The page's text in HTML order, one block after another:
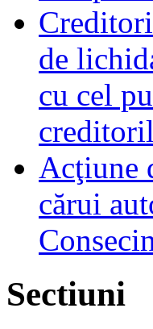
de
cu cel
Acţiune
cărui
Sectiuni